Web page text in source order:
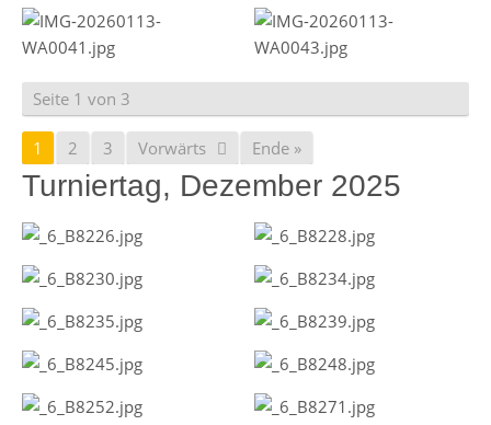
Seite 1 von 3
1 2 3 Vorwärts Ende »
Turniertag, Dezember 2025